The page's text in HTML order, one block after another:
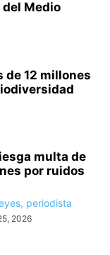
Medio
de 12 millones
multa de
por ruidos
periodista
2026